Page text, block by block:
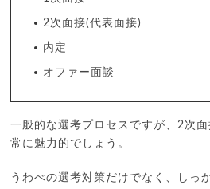
2次面接(代表面接)
内定
オファー面談
一般的な選考プロセスですが、2次
常に魅力的でしょう。
うわべの選考対策だけでなく、しっ